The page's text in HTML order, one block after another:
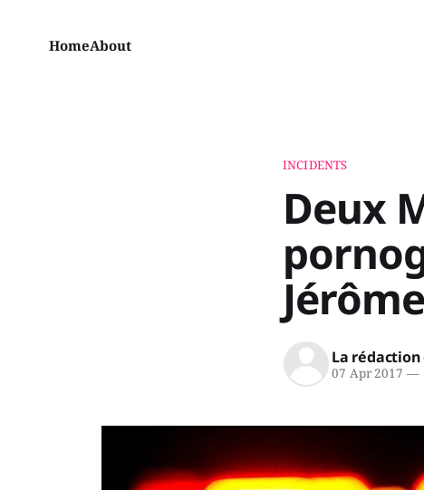
HomeAbout
INCIDENTS
Deux
Jérôme
La rédaction
07 Apr 2017 —